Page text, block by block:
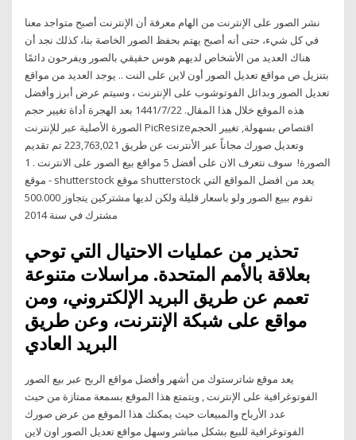
نشر الصور على الإنترنت من الهام معرفة أن الإنترنت أصبح متواجد معنا
في كل شيء، حتى أنه أصبح يهتم بحفظ الصور الخاصة بنا، كذلك نجد أن
هناك العديد من الأشخاص لديهم هوس حقيقي بالصور ويفرحون دائمًا
بتنزيل ص مواقع تعديل الصور أون لاين على النت .. يوجد العديد من مواقع
تعديل الصور وبدائل الفوتوشوب على الإنترنت ، وسيتم عرض أبرز وأفضل
هذه الموقع خلال هذا المقال. 22‏‏/7‏‏/1441 بعد الهجرة أداة تغيير حجم
الصورة الأصلية عبر للإنترنت PicResizeاقتصاص بسهولة, تغيير الحجم
وتعديل صورك مجاناً عبر الأنترنت عن طريق 223,763,021 تم تقديم
الصورة! ️ سوف نتعرف الان على أفضل 5 مواقع بيع الصور على الانترنت . 1
- موقع shutterstock موقع shutterstock يعد من افضل المواقع التي
تقوم ببيع الصور ولو باسعار قليلة ولكن لديها مشتركين يتجاوز 500.000
مشترك في سنة 2014
تحذير من عمليات الاحتيال التي توحي
بعلاقة بالأمم المتحدة. مراسلات متنوعة
تعمم عن طريق البريد الإلكتروني، ومن
مواقع على شبكة الإنترنت، وعن طريق
يعد موقع شاترستوك من أشهر وأفضل مواقع الربح عبر بيع الصور
الفوتوغرافية على الإنترنت , ويتمتع هذا الموقع بسمعة ممتازة من حيث
عدد الأرباح والمبيعات حيث يمكنك هذا الموقع من عرض صورك
الفوتوغرافية للبيع بشكل مباشر وسهل مواقع تعديل الصور اون لاين